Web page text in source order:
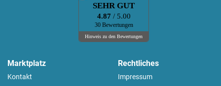
SEHR GUT
4.87 / 5.00
30 Bewertungen
Hinweis zu den Bewertungen
Marktplatz
Kontakt
Rechtliches
Impressum